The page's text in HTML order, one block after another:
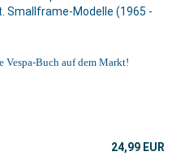
Smallframe-Modelle (1965 -
Vespa-Buch auf dem Markt!
24,99 EUR